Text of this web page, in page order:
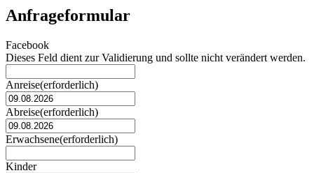
Anfrageformular
Facebook
Dieses Feld dient zur Validierung und sollte nicht verändert werden.
Anreise(erforderlich)
Punkt
MM
Punkt
JJJJ
Abreise(erforderlich)
Punkt
MM
Punkt
Erwachsene(erforderlich)
Kinder